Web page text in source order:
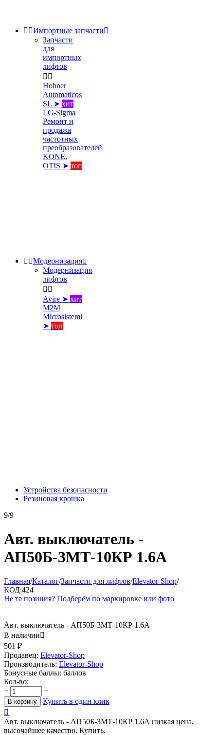
 Импортные запчасти
Запчасти
для
импортных
лифтов
 
Hohner
Automaticos
SL ➤ хит
LG-Sigma
Ремонт и
продажа
частотных
преобразователей
KONE,
OTIS ➤ топ
 Модернизация
Модернизация
лифтов
 
Avire ➤ хит
M2M
Microsistemi
➤ топ
Устройства безопасности
Резиновая крошка
9/9
Авт. выключатель -
АП50Б-3МТ-10КР 1.6А
Главная/Каталог/Запчасти для лифтов/Elevator-Shop/
КОД:424
Не та позиция? Подберём по маркировке или фото
Авт. выключатель - АП50Б-3МТ-10КР 1.6А
В наличии
501 ₽
Продавец: Elevator-Shop
Производитель: Elevator-Shop
Бонусные баллы: баллов
Кол-во:
+
−
В корзину
Купить в один клик

Авт. выключатель - АП50Б-3МТ-10КР 1.6А низкая цена,
высочайшее качество. Купить.